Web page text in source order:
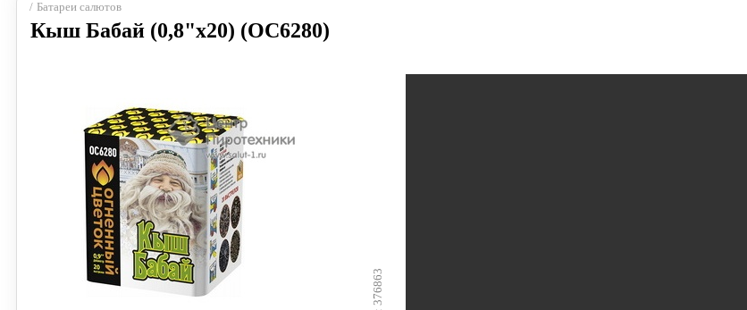
Батареи салютов
Кыш Бабай (0,8"х20) (ОС6280)
376863